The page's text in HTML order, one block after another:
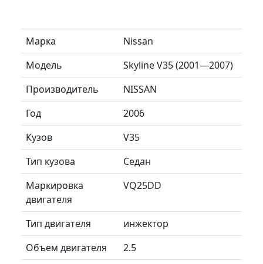
Марка
Nissan
Модель
Skyline V35 (2001—2007)
Производитель
NISSAN
Год
2006
Кузов
V35
Тип кузова
Седан
Маркировка
двигателя
VQ25DD
Тип двигателя
инжектор
Объем двигателя
2.5